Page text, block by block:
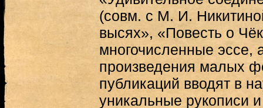
(совм. с М. И.
высях», «Повесть о
многочисленные эссе,
произведения малых
публикаций вводят в
уникальные рукописи